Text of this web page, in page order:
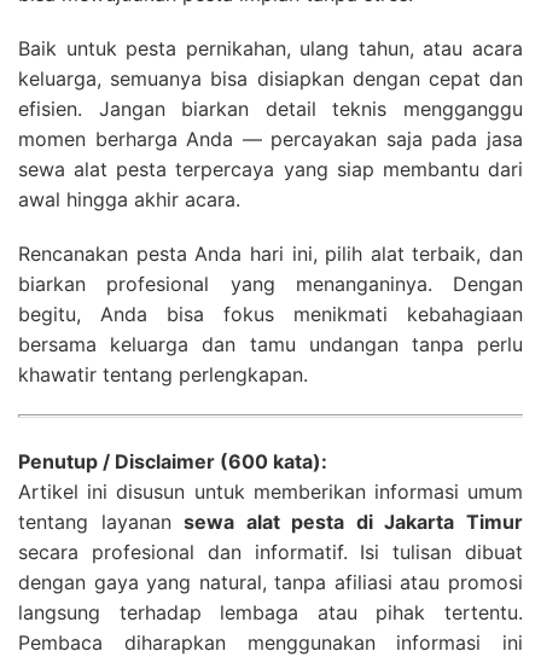
Baik untuk pesta pernikahan, ulang tahun, atau acara
keluarga, semuanya bisa disiapkan dengan cepat dan
efisien. Jangan biarkan detail teknis mengganggu
momen berharga Anda — percayakan saja pada jasa
sewa alat pesta terpercaya yang siap membantu dari
awal hingga akhir acara.
Rencanakan pesta Anda hari ini, pilih alat terbaik, dan
biarkan profesional yang menanganinya. Dengan
begitu, Anda bisa fokus menikmati kebahagiaan
bersama keluarga dan tamu undangan tanpa perlu
khawatir tentang perlengkapan.
Penutup / Disclaimer (600 kata):
Artikel ini disusun untuk memberikan informasi umum
tentang layanansewa alat pesta di Jakarta Timur
secara profesional dan informatif. Isi tulisan dibuat
dengan gaya yang natural, tanpa afiliasi atau promosi
langsung terhadap lembaga atau pihak tertentu.
Pembaca diharapkan menggunakan informasi ini